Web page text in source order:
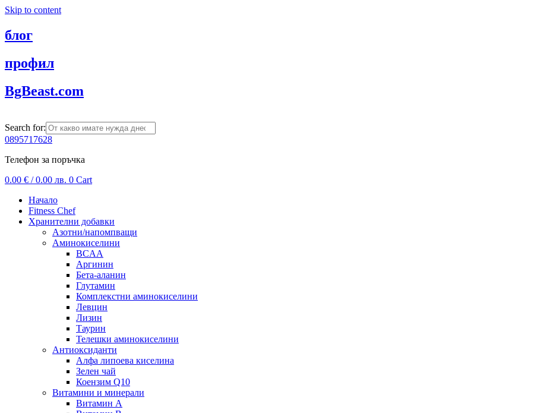
Skip to content
блог
профил
BgBeast.com
Search for:
0895717628
Телефон за поръчка
0.00 € / 0.00 лв. 0 Cart
Начало
Fitness Chef
Хранителни добавки
Азотни/напомпващи
Аминокиселини
BCAA
Аргинин
Бета-аланин
Глутамин
Комплекстни аминокиселини
Левцин
Лизин
Таурин
Телешки аминокиселини
Антиоксиданти
Алфа липоева киселина
Зелен чай
Коензим Q10
Витамини и минерали
Витамин А